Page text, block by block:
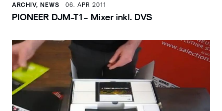
ARCHIV, NEWS 06. APR 2011
PIONEER DJM-T1 - Mixer inkl. DVS